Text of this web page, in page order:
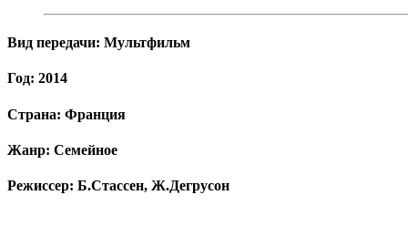
Вид передачи: Мультфильм
Год: 2014
Страна: Франция
Жанр: Семейное
Режиссер: Б.Стассен, Ж.Дегрусон